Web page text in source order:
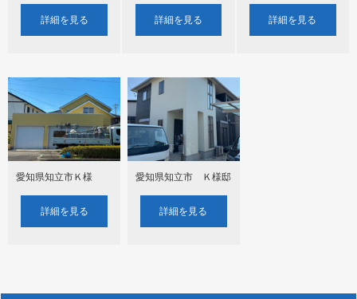
詳細を見る 詳細を見る 詳細を見る
愛知県知立市Ｋ様
詳細を見る
愛知県知立市 Ｋ様邸
詳細を見る